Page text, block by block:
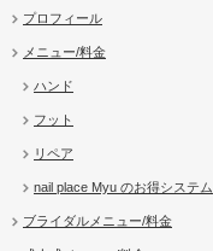
プロフィール
メニュー/料金
ハンド
フット
リペア
nail place Myu のお得システム
ブライダルメニュー/料金